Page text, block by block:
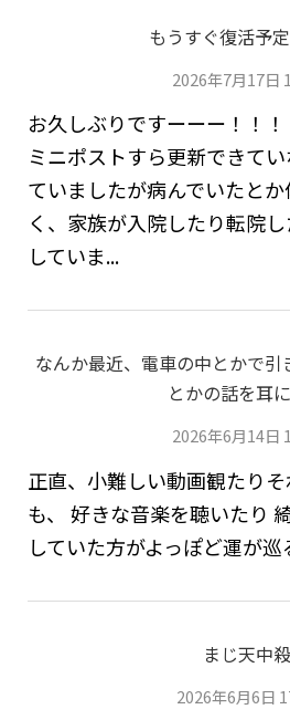
もうすぐ復活予
2026年7月17日
お久しぶりですーーー！！
ミニポストすら更新できて
ていましたが病んでいたと
く、家族が入院したり転院
していま...
なんか最近、電車の中とかで
とかの話を耳
2026年6月14日
正直、小難しい動画観たり
も、 好きな音楽を聴いたり
していた方がよっぽど運が巡
まじ天中殺
2026年6月6日